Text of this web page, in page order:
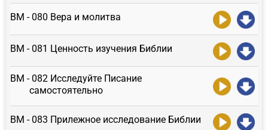
ВМ - 080 Вера и молитва
ВМ - 081 Ценность изучения Библии
ВМ - 082 Исследуйте Писание
самостоятельно
ВМ - 083 Прилежное исследование Библии